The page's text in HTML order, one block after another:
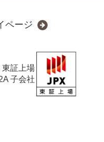
ページ
東証上場
子会社